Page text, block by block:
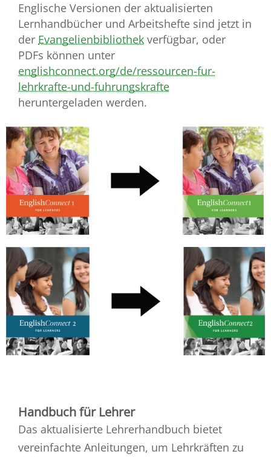
Englische Versionen der aktualisierten
Lernhandbücher und Arbeitshefte sind jetzt in
der Evangelienbibliothek verfügbar, oder
PDFs können unter
englishconnect.org/de/ressourcen-fur-
lehrkrafte-und-fuhrungskrafte
heruntergeladen werden.
Handbuch für Lehrer
Das aktualisierte Lehrerhandbuch bietet
vereinfachte Anleitungen, um Lehrkräften zu